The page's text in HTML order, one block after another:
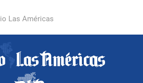
Las Américas